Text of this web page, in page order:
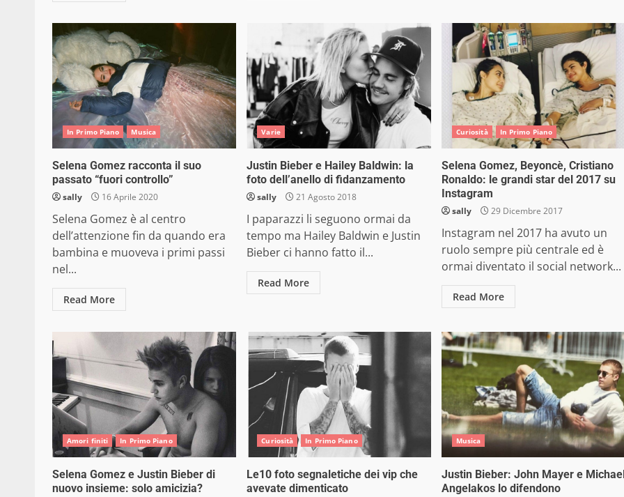
In Primo Piano Musica
Selena Gomez racconta il suo
passato “fuori controllo”
sally 16 Aprile 2020
Selena Gomez è al centro
dell’attenzione fin da quando era
bambina e muoveva i primi passi
nel...
Read More
Varie
Justin Bieber e Hailey Baldwin: la
foto dell’anello di fidanzamento
sally 21 Agosto 2018
I paparazzi li seguono ormai da
tempo ma Hailey Baldwin e Justin
Bieber ci hanno fatto il...
Read More
Curiosità In Primo Piano
Selena Gomez, Beyoncè, Cristiano
Ronaldo: le grandi star del 2017 su
Instagram
sally 29 Dicembre 2017
Instagram nel 2017 ha avuto un
ruolo sempre più centrale ed è
ormai diventato il social network...
Read More
Amori finiti In Primo Piano
Selena Gomez e Justin Bieber di
nuovo insieme: solo amicizia?
Curiosità In Primo Piano
Le10 foto segnaletiche dei vip che
avevate dimenticato
Musica
Justin Bieber: John Mayer e
Angelakos lo difendono